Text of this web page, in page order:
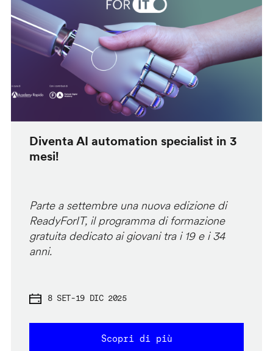
Diventa AI automation specialist in 3
mesi!
Parte a settembre una nuova edizione di
ReadyForIT, il programma di formazione
gratuita dedicato ai giovani tra i 19 e i 34
anni.
8 SET-19 DIC 2025
Scopri di più